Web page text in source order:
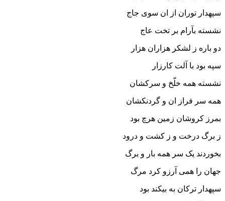
سپهدار توران از ان سوى جاج
نشسته بآرام بر تخت عاج‏
دو باره ز لشکر هزاران هزار
سپه بود با آلت کارزار
نشسته همه خلّخ و سرکشان
همه سر فراز ان و گردنکشان‏
بمرز کروشان زمین هرچ بود
ز برگ درخت و ز کشت و درود
بخوردند یک سر همه بار و برگ
جهان را همى آرزو کرد مرگ‏
سپهدار ترکان به بیکند بود